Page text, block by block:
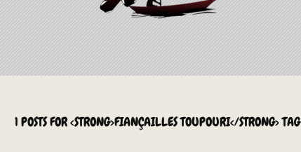
1 POSTS FOR <STRONG>FIANÇAILLES TOUPOURI</STRONG> TAG